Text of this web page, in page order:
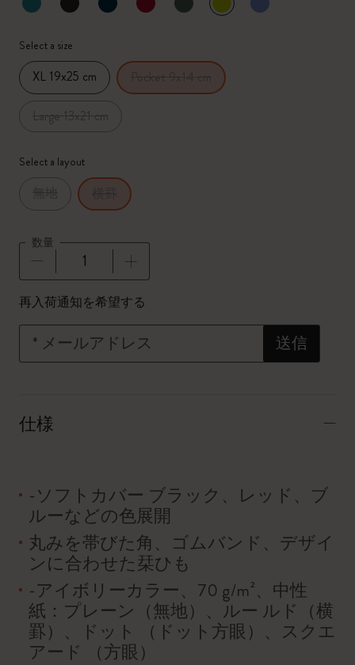
選択済
*選択したカラー
Select a size
XL 19x25 cm
Select a layout
数量
数量が1に更新されました
再入荷通知を希望する
送信
* メールアドレス
仕様
-ソフトカバー ブラック、レッド、ブ
ルーなどの色展開
丸みを帯びた角、ゴムバンド、デザイ
ンに合わせた栞ひも
-アイボリーカラー、70 g/m²、中性
紙：プレーン（無地）、ルー ルド（横
罫）、ドット （ドット方眼）、スクエ
アード （方眼）